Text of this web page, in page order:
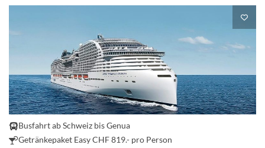
Busfahrt ab Schweiz bis Genua
Getränkepaket Easy CHF 819.- pro Person